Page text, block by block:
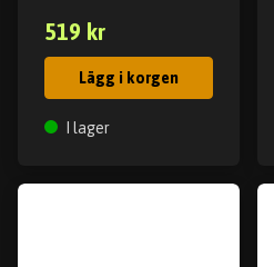
519 kr
Lägg i korgen
I lager